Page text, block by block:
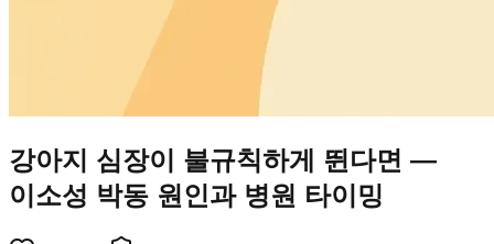
강아지 심장이 불규칙하게 뛴다면 —
이소성 박동 원인과 병원 타이밍